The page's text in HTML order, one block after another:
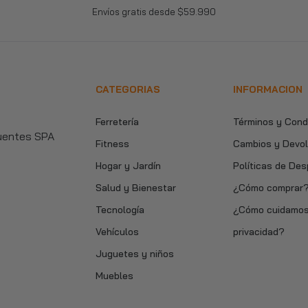
Torre Rascador de Gato 1.45 Metros Gris
Silla de Oficina Escritorio Ejecutiva Ergonómica
Envíos gratis desde $59.990
SPA
CATEGORIAS
Ferretería
Fitness
Hogar y Jardín
Salud y Bienestar
Tecnología
Vehículos
Juguetes y niños
Muebles
INFORMACION
Términos y
Cambios y
Políticas de
¿Cómo comprar?
¿Cómo
privacidad?